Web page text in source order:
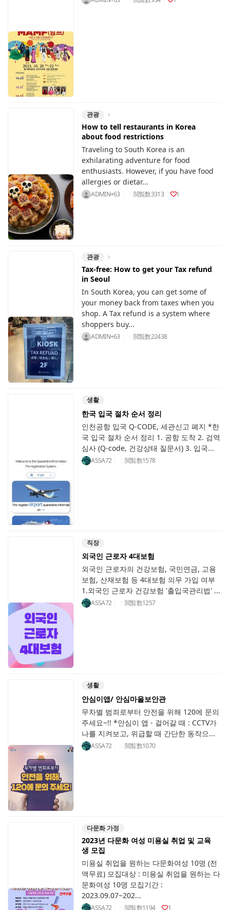
관광
How to tell restaurants in Korea
about food restrictions
Traveling to South Korea is an
exhilarating adventure for food
enthusiasts. However, if you have food
allergies or dietar...
ADMIN+63 閲覧数3313 1
관광
Tax-free: How to get your Tax refund
in Seoul
In South Korea, you can get some of
your money back from taxes when you
shop. A Tax refund is a system where
shoppers buy...
ADMIN+63 閲覧数22438
생활
한국 입국 절차 순서 정리
인천공항 입국 Q-CODE, 세관신고 폐지 *한
국 입국 절차 순서 정리 1. 공항 도착 2. 검역
심사 (Q-code, 건강상태 질문서) 3. 입국...
ASSA72 閲覧数1578
직장
외국인 근로자 4대보험
외국인 근로자의 건강보험, 국민연금, 고용
보험, 산재보험 등 4대보험 의무 가입 여부
1.외국인 근로자 건강보험 '출입국관리법' ...
ASSA72 閲覧数1257
생활
안심이앱/ 안심마을보안관
무차별 범죄로부터 안전을 위해 120에 문의
주세요~!! *안심이 앱 - 걸어갈 때 : CCTV가
나를 지켜보고, 위급할 때 간단한 동작으...
ASSA72 閲覧数1070
다문화 가정
2023년 다문화 여성 미용실 취업 및 교육
생 모집
미용실 취업을 원하는 다문화여성 10명 (전
액무료) 모집대상 : 미용실 취업을 원하는 다
문화여성 10명 모집기간 :
2023.09.07~202...
ASSA72 閲覧数1194 1